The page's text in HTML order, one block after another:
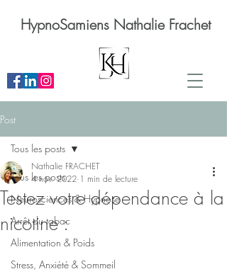
HypnoSamiens Nathalie Frachet
Post
Tous les posts
Neurosciences & Hypnose
Arrêt du tabac
Alimentation & Poids
Stress, Anxiété & Sommeil
Tous les posts
Testez votre dépendance à la
nicotine :
Nathalie FRACHET
4 nov. 2022 1 min de lecture